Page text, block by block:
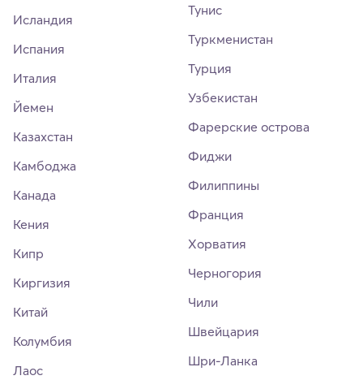
Исландия
Испания
Италия
Йемен
Казахстан
Камбоджа
Канада
Кения
Кипр
Киргизия
Китай
Колумбия
Лаос
Тунис
Туркменистан
Турция
Узбекистан
Фарерские острова
Фиджи
Филиппины
Франция
Хорватия
Черногория
Чили
Швейцария
Шри-Ланка